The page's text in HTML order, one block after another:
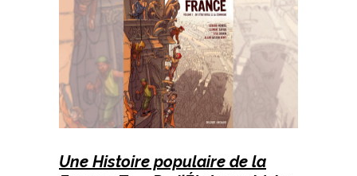
Une Histoire populaire de la